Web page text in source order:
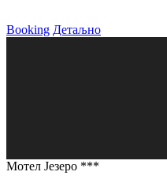
Booking Детаљно
Мотел Језеро ***